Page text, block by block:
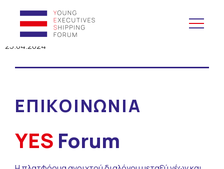
YES to Schools &
Yes to Forums
Open and Career Days
23.04.2024
ΕΠΙΚΟΙΝΩΝΙΑ
YES Forum